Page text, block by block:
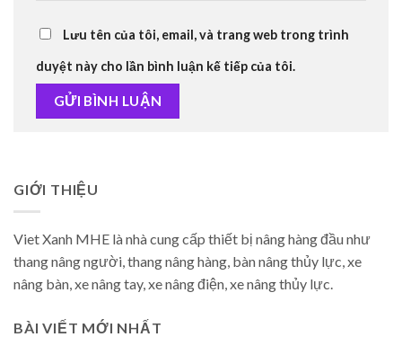
Lưu tên của tôi, email, và trang web trong trình
duyệt này cho lần bình luận kế tiếp của tôi.
GIỚI THIỆU
Viet Xanh MHE là nhà cung cấp thiết bị nâng hàng đầu như
thang nâng người, thang nâng hàng, bàn nâng thủy lực, xe
nâng bàn, xe nâng tay, xe nâng điện, xe nâng thủy lực.
BÀI VIẾT MỚI NHẤT